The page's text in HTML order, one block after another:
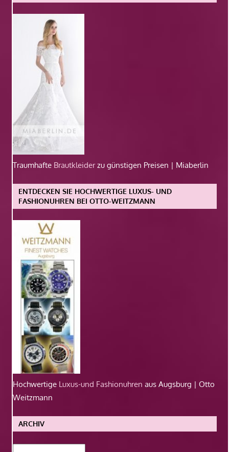
Traumhafte Brautkleiderzu günstigen Preisen | Miaberlin
ENTDECKEN SIE HOCHWERTIGE LUXUS- UND
FASHIONUHREN BEI OTTO-WEITZMANN
Hochwertige Luxus-und Fashionuhren aus Augsburg | Otto
Weitzmann
ARCHIV